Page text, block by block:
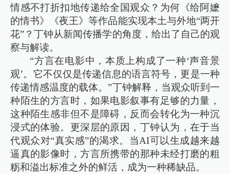
情感不打折扣地传递给全国观众？为何《给阿嬷
的情书》《夜王》等作品能实现本土与外地“两开
花”？丁钟从新闻传播学的角度，给出了自己的观
察与解读。
“方言在电影中，本质上构成了一种‘声音景
观’。它不仅仅是传递信息的语言符号，更是一种
传递情感温度的载体。”丁钟解释，当观众听到一
种陌生的方言时，如果电影叙事有足够的力量，
这种陌生感非但不是障碍，反而会转化为一种沉
浸式的体验。更深层的原因，丁钟认为，在于当
代观众对“真实感”的渴求。当AI可以生成越来越
逼真的影像时，方言所携带的那种未经打磨的粗
粝和溢出标准之外的鲜活，成为一种稀缺品。